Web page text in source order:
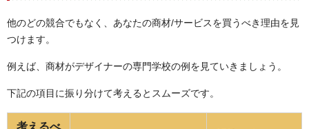
他のどの競合でもなく、あなたの商材/サービスを買うべき理由を見
つけます。
例えば、商材がデザイナーの専門学校の例を見ていきましょう。
下記の項目に振り分けて考えるとスムーズです。
考えるべ